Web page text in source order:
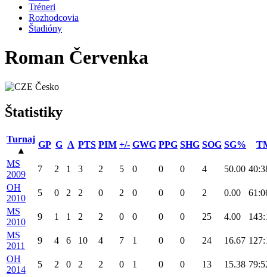
Tréneri
Rozhodcovia
Štadióny
Roman Červenka
Česko
Štatistiky
Turnaj
▴
GP G A PTS PIM +/- GWG PPG SHG SOG SG%
MS
2009
7 2 1 3 2 5 0 0 0 4 50.00
OH
2010
5 0 2 2 0 2 0 0 0 2 0.00
MS
2010
9 1 1 2 2 0 0 0 0 25 4.00
MS
2011
9 4 6 10 4 7 1 0 0 24 16.67
OH
2014
5 2 0 2 2 0 1 0 0 13 15.38